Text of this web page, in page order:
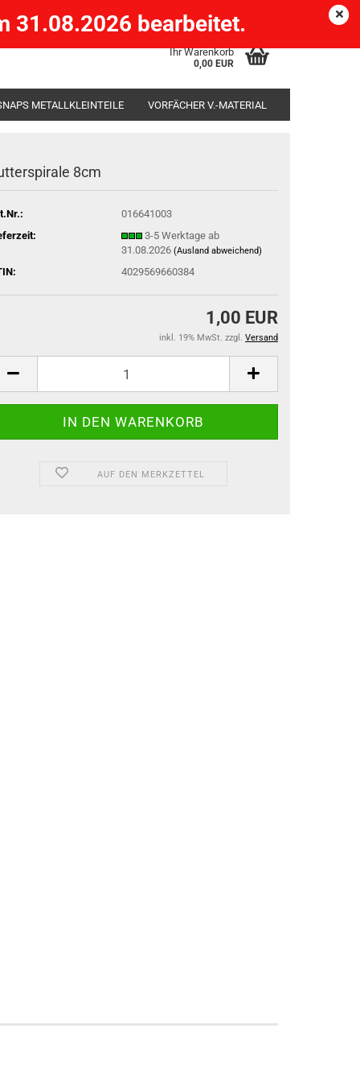
) Kundenlogin
Ihr Warenkorb
0,00 EUR
31.08.2026 bearbeitet.
METALLKLEINTEILE VORFÄCHER V.-MATERIAL
8cm
016641003
3-5 Werktage ab
31.08.2026 (Ausland abweichend)
4029569660384
1,00 EUR
inkl. 19% MwSt. zzgl. Versand
AUF DEN MERKZETTEL